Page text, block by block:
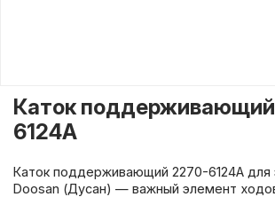
Каток
6124A
Каток поддерживающий 2270-6124A для
Doosan (Дусан) — важный элемент